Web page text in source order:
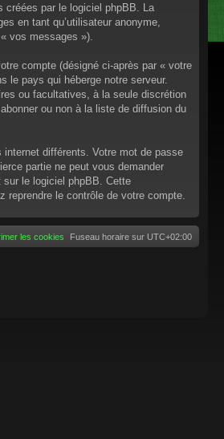
créées par le logiciel phpBB. La
en tant qu’utilisateur anonyme,
vos messages »).
compte (désigné ci-après par « votre
le pays qui héberge notre serveur.
ou facultatives, à la seule discrétion
ou non à la liste de diffusion du
différents. Votre mot de passe
partie ne peut vous demander
le logiciel phpBB. Cette
le contrôle de votre compte.
Fuseau horaire sur UTC+02:00
les cookies